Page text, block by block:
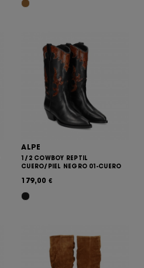
ALPE
1/2 COWBOY REPTIL
CUERO/PIEL NEGRO 01-CUERO
179,00 €